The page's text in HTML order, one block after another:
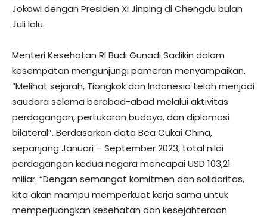
Jokowi dengan Presiden Xi Jinping di Chengdu bulan
Juli lalu.
Menteri Kesehatan RI Budi Gunadi Sadikin dalam
kesempatan mengunjungi pameran menyampaikan,
“Melihat sejarah, Tiongkok dan Indonesia telah menjadi
saudara selama berabad-abad melalui aktivitas
perdagangan, pertukaran budaya, dan diplomasi
bilateral”. Berdasarkan data Bea Cukai China,
sepanjang Januari – September 2023, total nilai
perdagangan kedua negara mencapai USD 103,21
miliar. “Dengan semangat komitmen dan solidaritas,
kita akan mampu memperkuat kerja sama untuk
memperjuangkan kesehatan dan kesejahteraan